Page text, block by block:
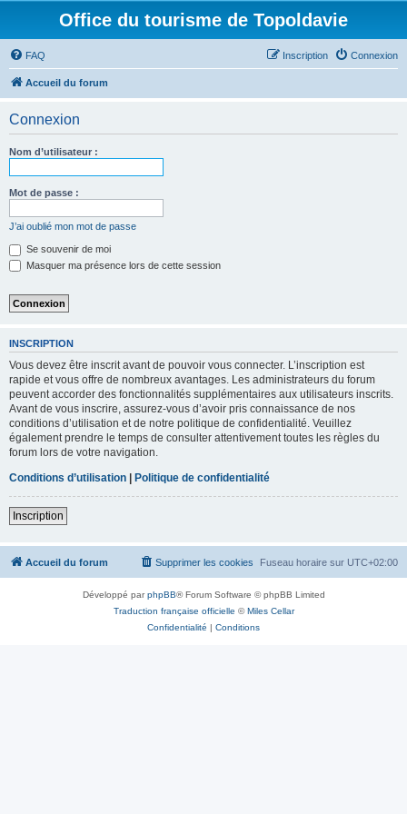
Office du tourisme de Topoldavie
FAQ Connexion
Inscription
Accueil du forum
Connexion
Nom d’utilisateur :
Mot de passe :
J’ai oublié mon mot de passe
Se souvenir de moi
Masquer ma présence lors de cette session
INSCRIPTION
Vous devez être inscrit avant de pouvoir vous connecter. L’inscription est
rapide et vous offre de nombreux avantages. Les administrateurs du forum
peuvent accorder des fonctionnalités supplémentaires aux utilisateurs inscrits.
Avant de vous inscrire, assurez-vous d’avoir pris connaissance de nos
conditions d’utilisation et de notre politique de confidentialité. Veuillez
également prendre le temps de consulter attentivement toutes les règles du
forum lors de votre navigation.
Conditions d’utilisation | Politique de confidentialité
Inscription
Accueil du forum Fuseau horaire sur UTC+02:00
Supprimer les cookies
Développé parphpBB® Forum Software © phpBB Limited
Traduction française officielle ©Miles Cellar
Confidentialité | Conditions